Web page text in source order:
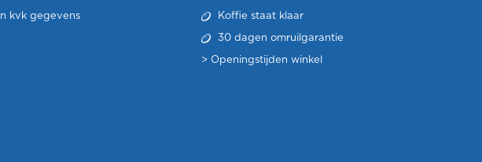
kvk gegevens Koffie staat klaar
30 dagen omruilgarantie
> Openingstijden winkel